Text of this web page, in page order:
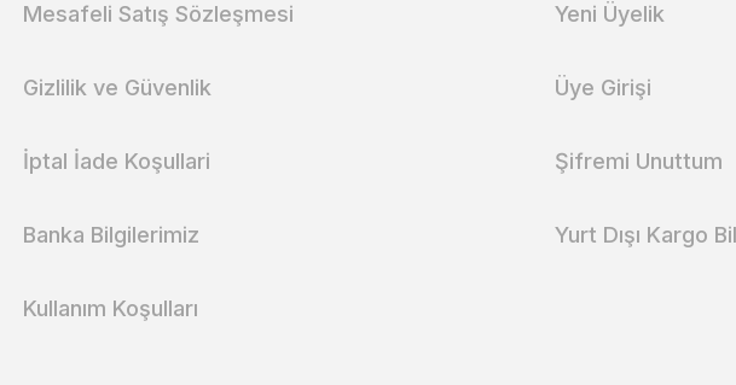
Mesafeli Satış Sözleşmesi
Gizlilik ve Güvenlik
İptal İade Koşullari
Banka Bilgilerimiz
Kullanım Koşulları
Yeni Üyelik
Üye Girişi
Şifremi Unuttum
Yurt Dışı Kargo